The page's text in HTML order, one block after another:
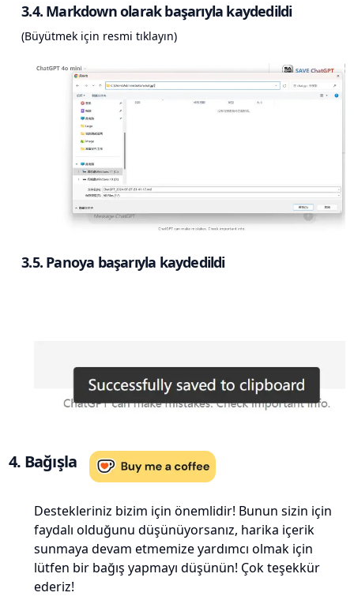
3.4. Markdown olarak başarıyla kaydedildi
(Büyütmek için resmi tıklayın)
3.5. Panoya başarıyla kaydedildi
4. Bağışla
Destekleriniz bizim için önemlidir! Bunun sizin için
faydalı olduğunu düşünüyorsanız, harika içerik
sunmaya devam etmemize yardımcı olmak için
lütfen bir bağış yapmayı düşünün! Çok teşekkür
ederiz!